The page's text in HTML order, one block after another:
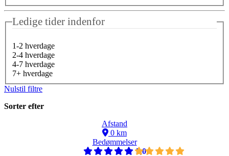
Ledige tider indenfor
1-2 hverdage
2-4 hverdage
4-7 hverdage
7+ hverdage
Nulstil filtre
Sorter efter
Afstand
0 km
Bedømmelser
5,0